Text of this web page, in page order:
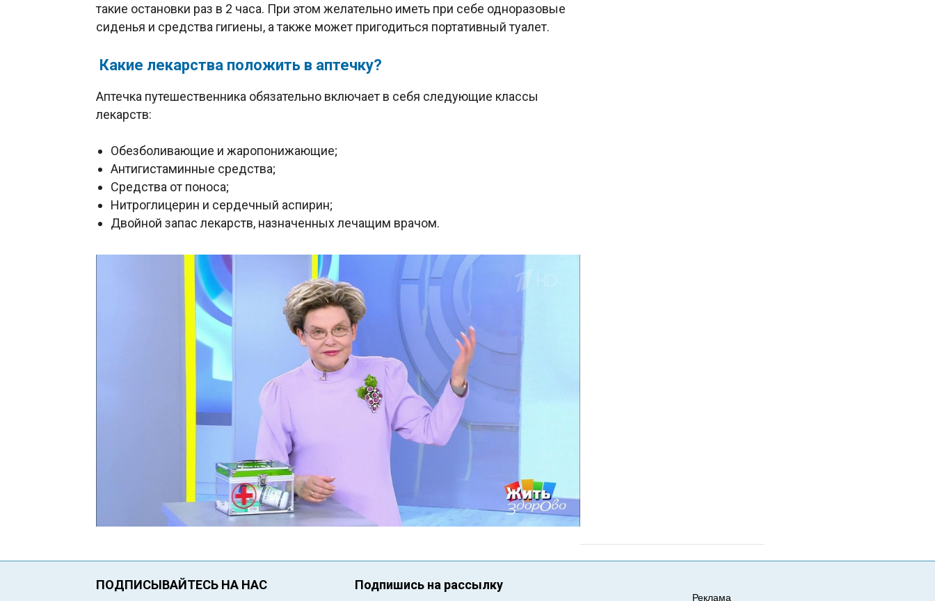
такие остановки раз в 2 часа. При этом желательно иметь при себе одноразовые
сиденья и средства гигиены, а также может пригодиться портативный туалет.
Какие лекарства положить в аптечку?
Аптечка путешественника обязательно включает в себя следующие классы
лекарств:
Обезболивающие и жаропонижающие;
Антигистаминные средства;
Средства от поноса;
Нитроглицерин и сердечный аспирин;
Двойной запас лекарств, назначенных лечащим врачом.
ПОДПИСЫВАЙТЕСЬ НА НАС Подпишись на рассылку
Реклама